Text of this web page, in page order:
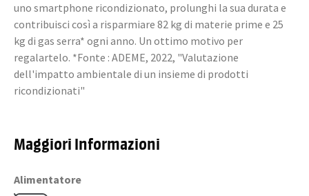
uno smartphone ricondizionato, prolunghi la sua durata e
contribuisci così a risparmiare 82 kg di materie prime e 25
kg di gas serra* ogni anno. Un ottimo motivo per
regalartelo. *Fonte : ADEME, 2022, "Valutazione
dell'impatto ambientale di un insieme di prodotti
ricondizionati"
Maggiori Informazioni
Alimentatore